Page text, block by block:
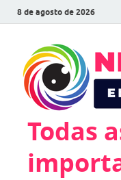
8 de agosto de 2026
Todas